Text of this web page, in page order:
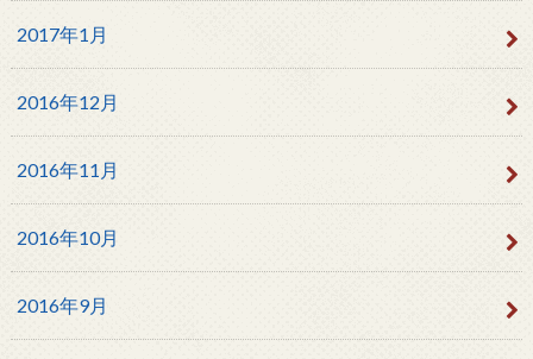
2017年1月
2016年12月
2016年11月
2016年10月
2016年9月